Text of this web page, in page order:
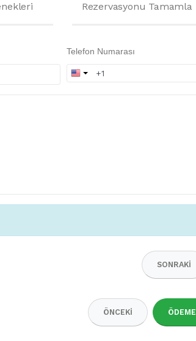
Rezervasyonu Tamamla
Telefon Numarası
SONRAKI
ÖDEME
ÖNCEKI